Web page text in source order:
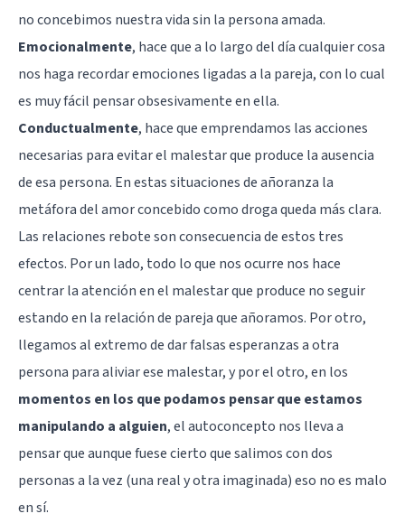
no concebimos nuestra vida sin la persona amada.
Emocionalmente, hace que a lo largo del día cualquier cosa
nos haga recordar emociones ligadas a la pareja, con lo cual
es muy fácil pensar obsesivamente en ella.
Conductualmente, hace que emprendamos las acciones
necesarias para evitar el malestar que produce la ausencia
de esa persona. En estas situaciones de añoranza la
metáfora del amor concebido como droga queda más clara.
Las relaciones rebote son consecuencia de estos tres
efectos. Por un lado, todo lo que nos ocurre nos hace
centrar la atención en el malestar que produce no seguir
estando en la relación de pareja que añoramos. Por otro,
llegamos al extremo de dar falsas esperanzas a otra
persona para aliviar ese malestar, y por el otro, en los
momentos en los que podamos pensar que estamos
manipulando a alguien, el autoconcepto nos lleva a
pensar que aunque fuese cierto que salimos con dos
personas a la vez (una real y otra imaginada) eso no es malo
en sí.